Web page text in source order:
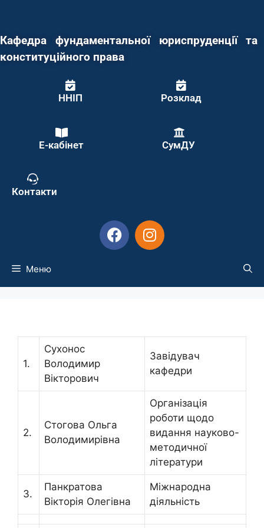
Кафедра фундаментальної юриспруденції та
конституційного права
ННІП Розклад
Е-кабінет СумДУ
Контакти
Меню
1.
Сухонос
Володимир
Вікторович
Завідувач
кафедри
2.
Стогова Ольга
Володимирівна
Організація
роботи щодо
видання науково-
методичної
літератури
3.
Панкратова
Вікторія Олегівна
Міжнародна
діяльність